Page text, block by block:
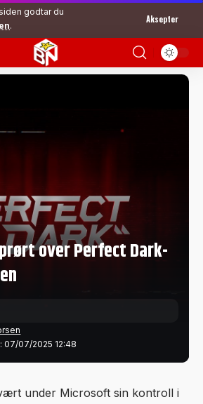
godtar du
.
Aksepter
over Perfect Dark-
07/07/2025 12:48
under Microsoft sin kontroll i